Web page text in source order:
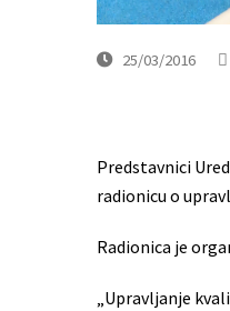
25/03/2016
Predstavnici
radionicu o
Radionica je
„Upravljanje